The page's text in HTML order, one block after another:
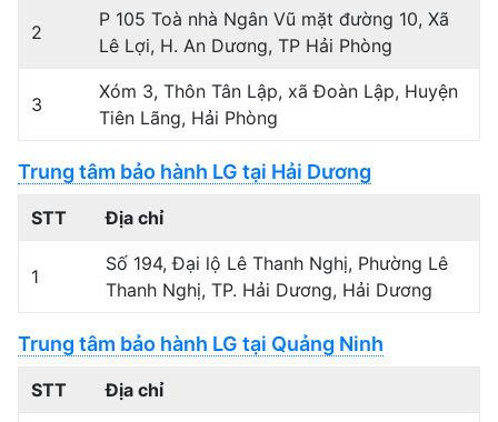
2
P 105 Toà nhà Ngân Vũ mặt đường 10, Xã
Lê Lợi, H. An Dương, TP Hải Phòng
3
Xóm 3, Thôn Tân Lập, xã Đoàn Lập, Huyện
Tiên Lãng, Hải Phòng
Trung tâm bảo hành LG tại Hải Dương
STT Địa chỉ
1
Số 194, Đại lộ Lê Thanh Nghị, Phường Lê
Thanh Nghị, TP. Hải Dương, Hải Dương
Trung tâm bảo hành LG tại Quảng Ninh
STT Địa chỉ